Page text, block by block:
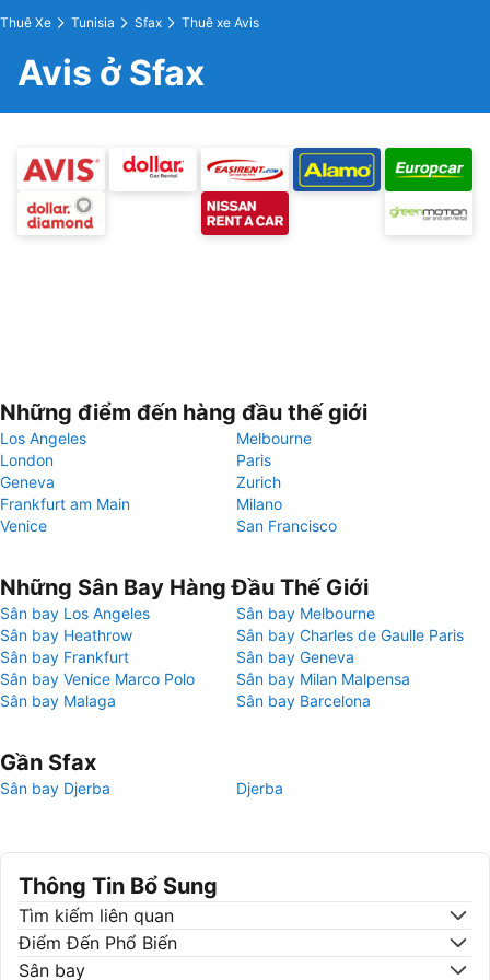
Thuê Xe Tunisia Sfax Thuê xe Avis
Avis ở Sfax
Những điểm đến hàng đầu thế giới
Los Angeles
Melbourne
London
Paris
Geneva
Zurich
Frankfurt am Main
Milano
Venice
San Francisco
Những Sân Bay Hàng Đầu Thế Giới
Sân bay Los Angeles
Sân bay Melbourne
Sân bay Heathrow
Sân bay Charles de Gaulle Paris
Sân bay Frankfurt
Sân bay Geneva
Sân bay Venice Marco Polo
Sân bay Milan Malpensa
Sân bay Malaga
Sân bay Barcelona
Gần Sfax
Sân bay Djerba Djerba
Thông Tin Bổ Sung
Tìm kiếm liên quan
Điểm Đến Phổ Biến
Sân bay